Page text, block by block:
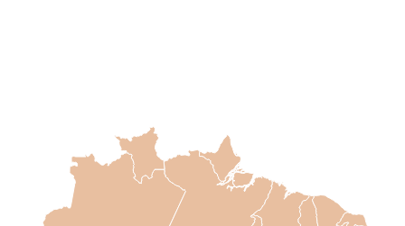
e-mail, WhatsApp, telefone e atendimento
presencial, dependendo da região onde você se
encontra. Ademais, para garantir a satisfação
dos nossos clientes, contamos também com
serviço de envio de amostra para testes. É